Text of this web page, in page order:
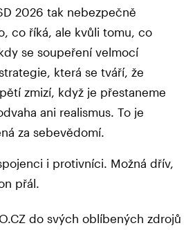
2026 tak nebezpečně
co říká, ale kvůli tomu, co
se soupeření velmocí
která se tváří, že
zmizí, když je přestaneme
ani realismus. To je
za sebevědomí.
i protivníci. Možná dřív,
přál.
do svých oblíbených zdrojů